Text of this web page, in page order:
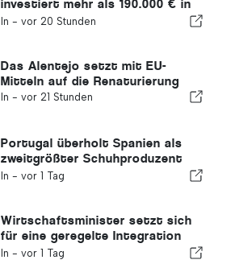
investiert mehr als 190.000 € in
die Wasserversorgung
In - vor 20 Stunden
Das Alentejo setzt mit EU-
Mitteln auf die Renaturierung
In - vor 21 Stunden
Portugal überholt Spanien als
zweitgrößter Schuhproduzent
Europas
In - vor 1 Tag
Wirtschaftsminister setzt sich
für eine geregelte Integration
ein und garantiert Einwanderern
In - vor 1 Tag